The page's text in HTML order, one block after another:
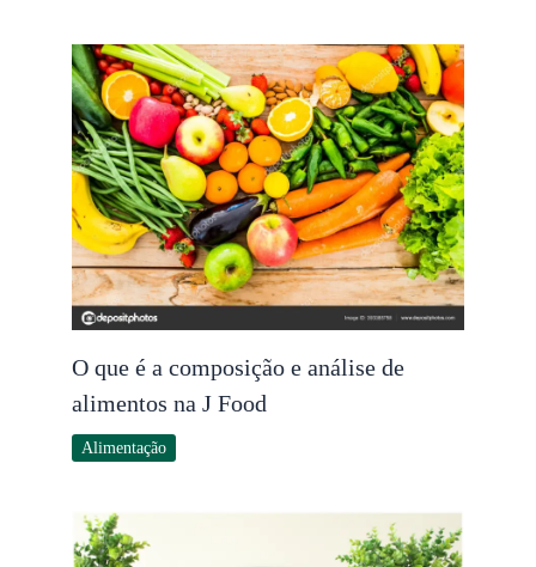
O que é a composição e análise de
alimentos na J Food
Alimentação